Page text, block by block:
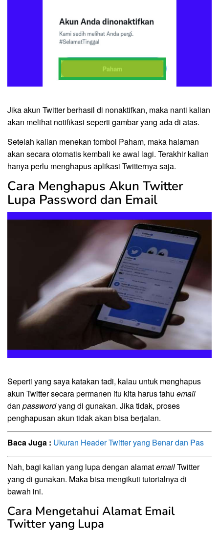
Jika akun Twitter berhasil di nonaktifkan, maka nanti kalian
akan melihat notifikasi seperti gambar yang ada di atas.
Setelah kalian menekan tombol Paham, maka halaman
akan secara otomatis kembali ke awal lagi. Terakhir kalian
hanya perlu menghapus aplikasi Twitternya saja.
Cara Menghapus Akun Twitter
Lupa Password dan Email
Seperti yang saya katakan tadi, kalau untuk menghapus
akun Twitter secara permanen itu kita harus tahu email
dan passwordyang di gunakan. Jika tidak, proses
penghapusan akun tidak akan bisa berjalan.
Baca Juga : Ukuran Header Twitter yang Benar dan Pas
Nah, bagi kalian yang lupa dengan alamatemailTwitter
yang di gunakan. Maka bisa mengikuti tutorialnya di
bawah ini.
Cara Mengetahui Alamat Email
Twitter yang Lupa